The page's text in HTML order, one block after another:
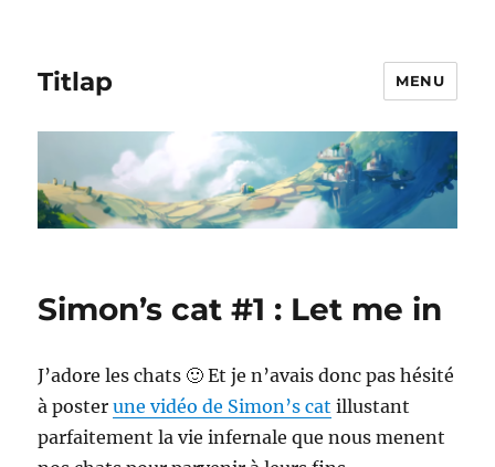
Titlap MENU
Simon’s cat #1 : Let me in
J’adore les chats 🙂 Et je n’avais donc pas hésité
à posterune vidéo de Simon’s cat illustant
parfaitement la vie infernale que nous menent